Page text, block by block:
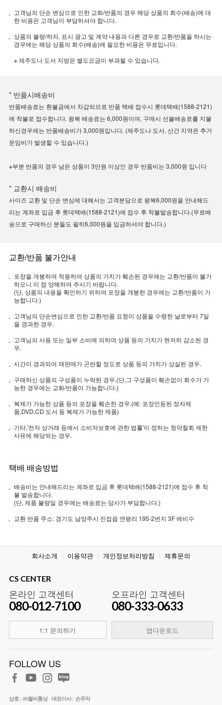
고객님의 단순 변심으로 인한 교화/반품의 경우 해당 상품의 회수(배송)에 대
한 비용은 고객님이 부담하셔야 합니다.
상품의 불량/하자, 표시 광고 및 계약 내용과 다른 경우로 교환/반품을 하시는
경우에는 해당 상품의 회수(배송)에 필요한 비용은 무료입니다.
※ 제주도나 도서 지방은 별도요금이 부과될 수 있습니다.
* 반품시배송비
반품배송료는 환불금에서 차감되므로 반품 택배 접수시 롯데택배(1588-2121)
에 착불로 접수합니다. 왕복 배송료는 6,000원이며, 구매시 선불배송료를 지불
하신경우에는 반품배송비가 3,000원입니다. (제주도나 도서, 산간 지역은 추가
운임비가 발생할 수 있습니다.)
※부분 반품의 경우 남은 상품이 3만원 이상인 경우 반품비는 3,000원 입니다
* 교환시 배송비
사이즈 교환 및 단순 변심에 대해서는 고객분담으로 왕복6,000원을 안내해드
리는 계좌로 입금 후 롯데택배(1588-2121)에 접수 후 착불발송합니다.(무료배
송으로 구매하신 분들도 필히6,000원을 입금하셔야 합니다.)
교환/반품 불가안내
포장을 개봉하여 착용하여 상품의 가치가 훼손된 경우에는 교환/반품이 불가
하오니 이 점 양해하여 주시기 바랍니다.
(단, 상품의 내용을 확인하기 위하여 포장을 개봉한 경우에는 교환/반품이 가
능합니다.)
고객님의 단순변심으로 인한 교환/반품 요청이 상품을 수령한 날로부터 7일
을 경과한 경우.
고객님의 사용 또는 일부 소비에 의하여 상품 등의 가치가 현저히 감소된 경
우.
시간이 경과되어 재판매가 곤란할 정도로 상품 등의 가치가 상실된 경우.
구매하신 상품의 구성품이 누락된 경우.(단,그 구성품이 훼손없이 회수가 가
능한 경우에는 교화/반품이 가능합니다.)
복제가 가능한 상품 등의 포장을 훼손한 경우.(예: 포장인등된 정자제
품,DVD,CD 도서 등 복제가 가능한 제품)
기타,'전자 상거래 등에서 소비자보호에 관한 법률'이 정하는 청약철회 제한
사유에 해당되는 경우.
택배 배송방법
배송비는 안내해드리는 계좌로 입금 후 롯데택배(1588-2121)에 접수 후 착
불 발송합니다.
(단, 제품 불량일 경우에는 배송료는 당사가 부담합니다.)
교환 반품 주소: 경기도 남양주시 진접읍 연평리 195-2번지 3F 에비수
회사소개 이용약관 개인정보처리방침 제휴문의
CS CENTER
온라인 고객센터
080-012-7100
1:1 문의하기
오프라인 고객센터
080-333-0633
앱다운로드
FOLLOW US
상호 : ㈜월비통상 대표이사 : 손주익